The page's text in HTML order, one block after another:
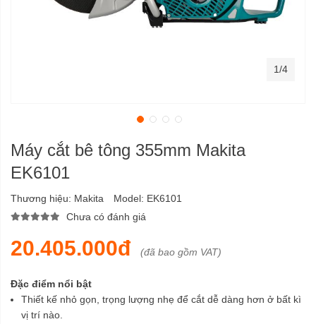
Máy cắt bê tông 355mm Makita
EK6101
Thương hiệu: Makita Model: EK6101
Chưa có đánh giá
20.405.000đ (đã bao gồm VAT)
Đặc điểm nổi bật
Thiết kế nhỏ gọn, trọng lượng nhẹ để cắt dễ dàng hơn ở bất kì
vị trí nào.
1/4